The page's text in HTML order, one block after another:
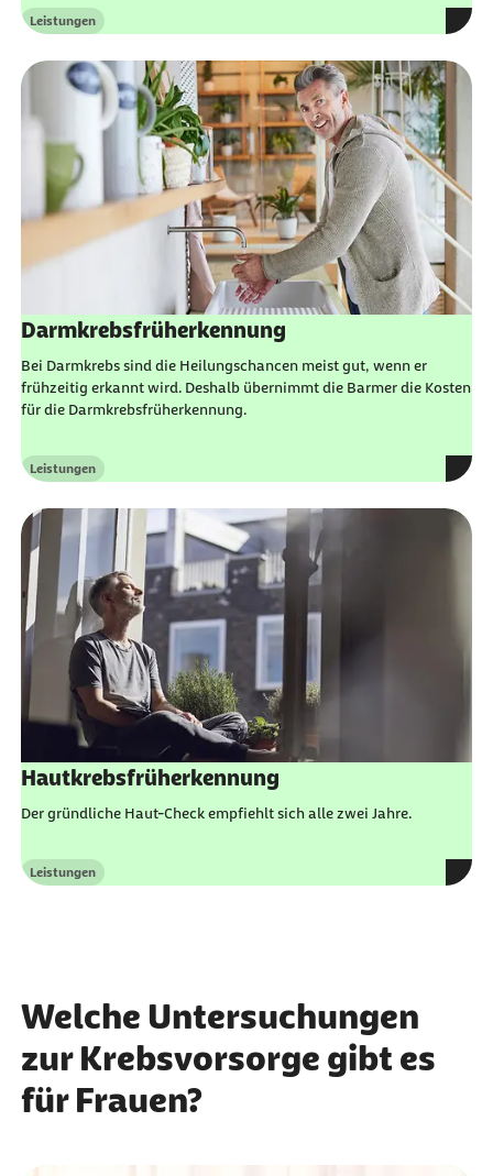
Kategorie
Leistungen
Darmkrebsfrüherkennung
Bei Darmkrebs sind die Heilungschancen meist gut, wenn er
frühzeitig erkannt wird. Deshalb übernimmt die Barmer die Kosten
für die Darmkrebsfrüherkennung.
Kategorie
Leistungen
Hautkrebsfrüherkennung
Der gründliche Haut-Check empfiehlt sich alle zwei Jahre.
Kategorie
Leistungen
Welche Untersuchungen
zur Krebsvorsorge gibt es
für Frauen?